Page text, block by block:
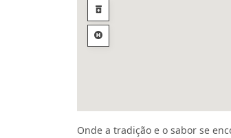
Onde a tradição e o sabor se